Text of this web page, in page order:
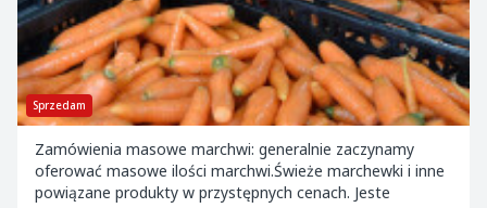
Sprzedam
Zamówienia masowe marchwi: generalnie zaczynamy
oferować masowe ilości marchwi.Świeże marchewki i inne
powiązane produkty w przystępnych cenach. Jeste